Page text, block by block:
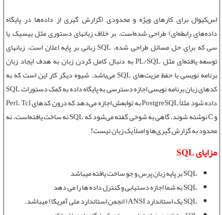
اس‌کیوال برای کارهای ویژه و محدودی (گزارش گیری از داده‌ها در پایگاه
داده‌های رابطه‌ای) طراحی شده‌است. بر خلاف زبانهای دستوری مثل بیسیک یا
سی که برای حل مسائل طراحی شده، SQL زبانی بر پایه اعلان است. زبانهای
توسعه یافته‌ای مثل PL/SQL به دنبال کامل کردن زبان به هدف ایجاد زبان
برنامه نویسی با حفظ مزیت‌های SQL می‌باشد. شیوه دیگر کار این است که به
کدهای زبان برنامه نویسی اجازه دسترسی به پایگاه داده به کمک دستورات SQL
داده شود مثلاً PostgreSQL به توابعش اجازه می‌دهد که درون کدهای Perl، Tcl
و C نوشته شوند. گاهی به شوخی گفته می‌شود که SQL نه ساخت یافته‌است، نه
محدود به گزارش گیری‌ها و اصلاً یک زبان نیست!
مزایای SQL
SQL بر پایه زبان پرس و جو ساخت یافته میباشد
SQL به شما اجازه دستیابی و کنترل داده ها را می دهد
SQL یک استاندارد ANSI( انجمن استاندارد ملی آمریکا) میباشد.